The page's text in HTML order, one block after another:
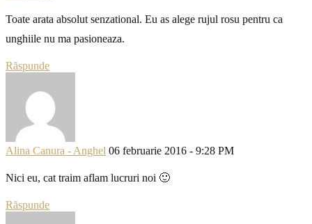
Toate arata absolut senzational. Eu as alege rujul rosu pentru ca
unghiile nu ma pasioneaza.
Răspunde
Alina Canura - Anghel 06 februarie 2016 - 9:28 PM
Nici eu, cat traim aflam lucruri noi 🙂
Răspunde